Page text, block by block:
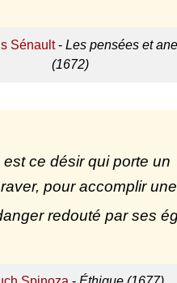
Sénault-Les pensées et
(1672)
ce désir qui porte un
pour accomplir une
redouté par ses